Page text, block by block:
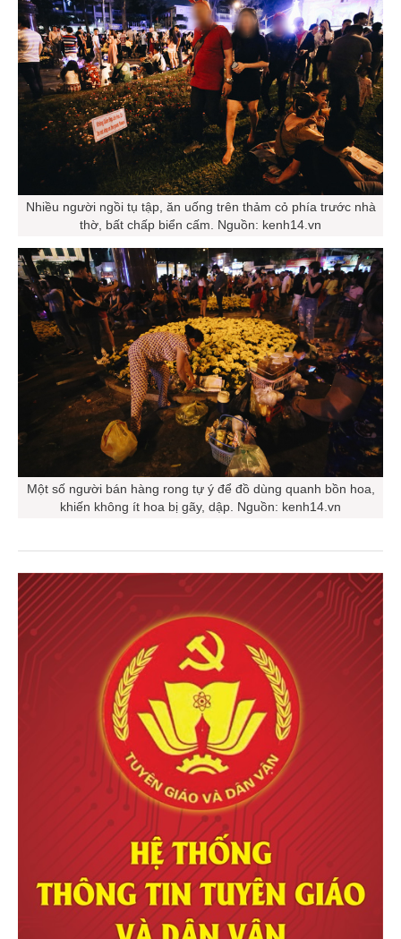
Nhiều người ngồi tụ tập, ăn uống trên thảm cỏ phía trước nhà
thờ, bất chấp biển cấm. Nguồn: kenh14.vn
Một số người bán hàng rong tự ý để đồ dùng quanh bồn hoa,
khiến không ít hoa bị gãy, dập. Nguồn: kenh14.vn